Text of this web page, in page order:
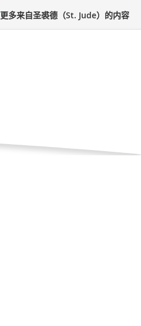
更多来自圣裘德（St. Jude）的内容